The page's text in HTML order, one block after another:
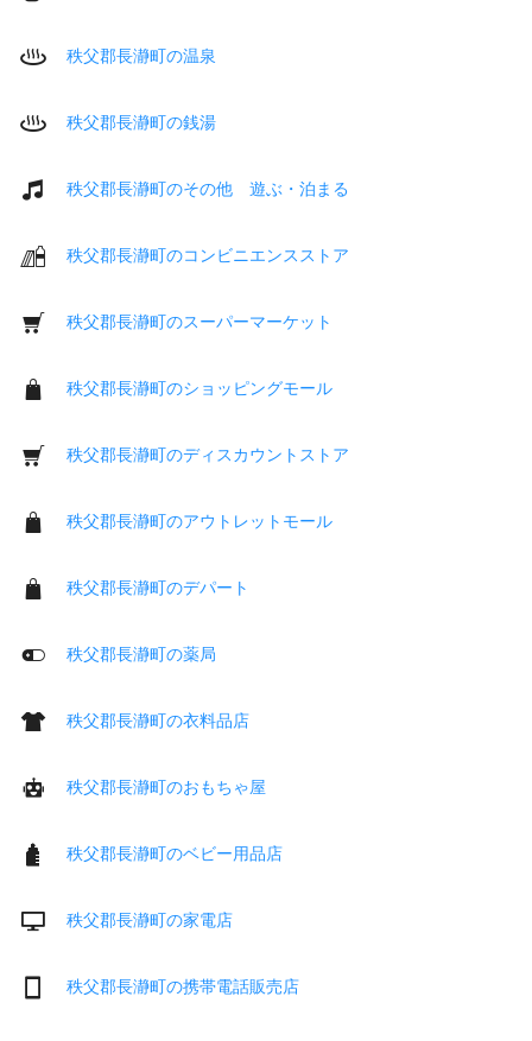
秩父郡長瀞町の温泉
秩父郡長瀞町の銭湯
秩父郡長瀞町のその他 遊ぶ・泊まる
秩父郡長瀞町のコンビニエンスストア
秩父郡長瀞町のスーパーマーケット
秩父郡長瀞町のショッピングモール
秩父郡長瀞町のディスカウントストア
秩父郡長瀞町のアウトレットモール
秩父郡長瀞町のデパート
秩父郡長瀞町の薬局
秩父郡長瀞町の衣料品店
秩父郡長瀞町のおもちゃ屋
秩父郡長瀞町のベビー用品店
秩父郡長瀞町の家電店
秩父郡長瀞町の携帯電話販売店